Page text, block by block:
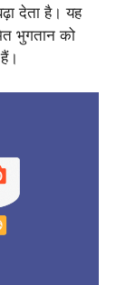
देता है। यह
भुगतान को